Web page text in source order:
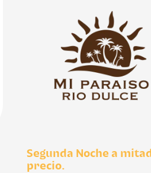
Segunda Noche a
precio.